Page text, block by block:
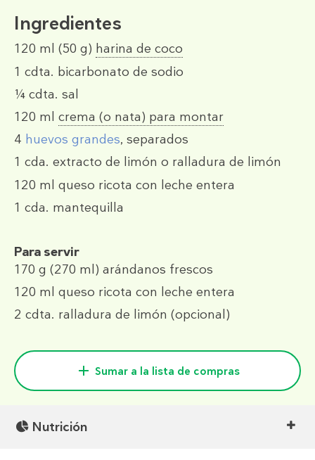
Ingredientes
120 ml (50 g) harina de coco
1 cdta. bicarbonato de sodio
¼ cdta. sal
120 ml crema (o nata) para montar
4 huevos grandes, separados
1 cda. extracto de limón o ralladura de limón
120 ml queso ricota con leche entera
1 cda. mantequilla
Para servir
170 g (270 ml) arándanos frescos
120 ml queso ricota con leche entera
2 cdta. ralladura de limón (opcional)
Sumar a la lista de compras
Nutrición